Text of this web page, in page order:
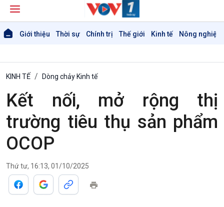
Giới thiệu Thời sự Chính trị Thế giới Kinh tế Nông nghiệp
Giới thiệu
KINH TẾ Dòng chảy Kinh tế
Kết nối, mở rộng thị
trường tiêu thụ sản phẩm
OCOP
Thứ tư, 16:13, 01/10/2025